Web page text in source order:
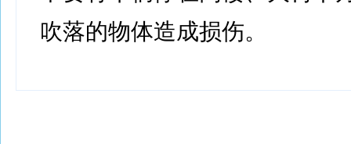
吹落的物体造成损伤。